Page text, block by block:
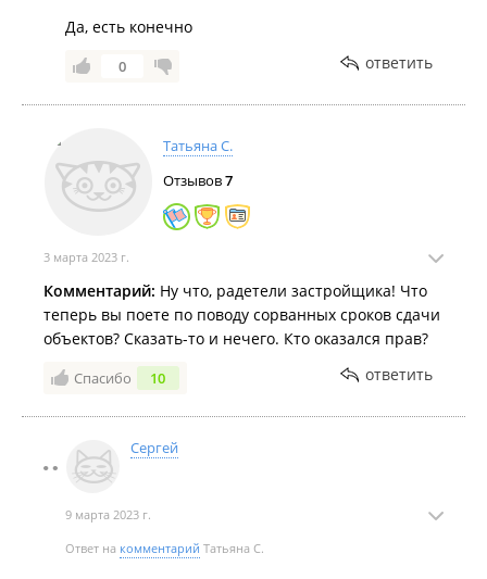
Сентябрь 2020
Август 2020
Да, есть конечно
0 ответить
Татьяна С.
Отзывов7
3 марта 2023 г.
Комментарий: Ну что, радетели застройщика! Что
теперь вы поете по поводу сорванных сроков сдачи
объектов? Сказать-то и нечего. Кто оказался прав?
Спасибо 10 ответить
Сергей
9 марта 2023 г.
Ответ на комментарий Татьяна С.